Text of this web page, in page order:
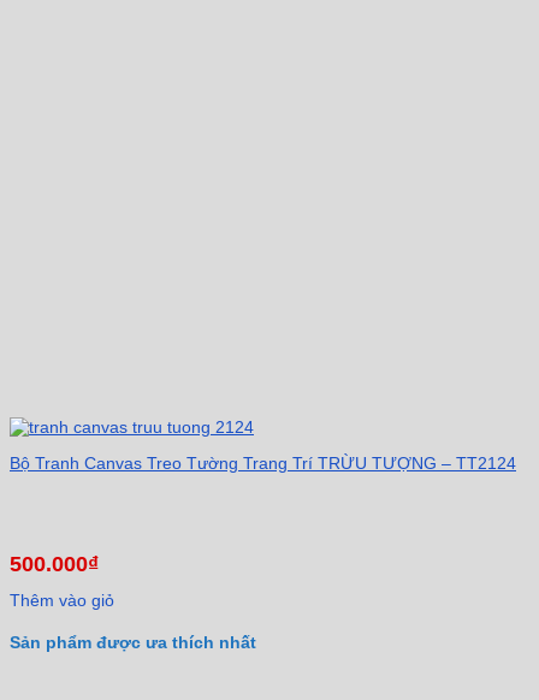
Bộ Tranh Canvas Treo Tường Trang Trí TRỪU TƯỢNG – TT2124
500.000₫
Thêm vào giỏ
Sản phẩm được ưa thích nhất